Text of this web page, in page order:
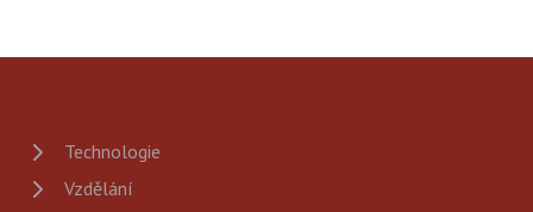
Technologie
Vzdělání